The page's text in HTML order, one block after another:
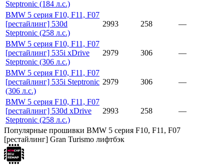
Steptronic (184 л.с.)
BMW 5 серия F10, F11, F07
[рестайлинг] 530d
Steptronic (258 л.с.)
2993 258 —
BMW 5 серия F10, F11, F07
[рестайлинг] 535i xDrive
Steptronic (306 л.с.)
2979 306 —
BMW 5 серия F10, F11, F07
[рестайлинг] 535i Steptronic
(306 л.с.)
2979 306 —
BMW 5 серия F10, F11, F07
[рестайлинг] 530d xDrive
Steptronic (258 л.с.)
2993 258 —
Популярные прошивки BMW 5 серия F10, F11, F07
[рестайлинг] Gran Turismo лифтбэк